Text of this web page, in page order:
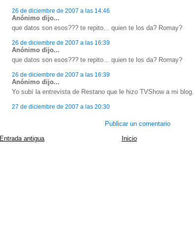
26 de diciembre de 2007 a las 14:46
Anónimo dijo...
que datos son esos??? te repito... quien te los da? Romay?
26 de diciembre de 2007 a las 16:39
Anónimo dijo...
que datos son esos??? te repito... quien te los da? Romay?
26 de diciembre de 2007 a las 16:39
Anónimo dijo...
Yo subí la entrevista de Restano que le hizo TVShow a mi blog.
27 de diciembre de 2007 a las 20:30
Publicar un comentario
Entrada antigua Inicio